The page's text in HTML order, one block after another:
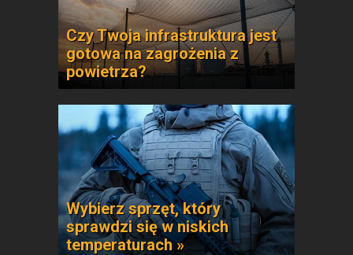
Czy Twoja infrastruktura jest
gotowa na zagrożenia z
powietrza?
Wybierz sprzęt, który
sprawdzi się w niskich
temperaturach »